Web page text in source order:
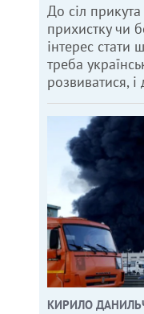
До сіл
прихистку чи
інтерес
треба
розвиватися,
КИРИЛО